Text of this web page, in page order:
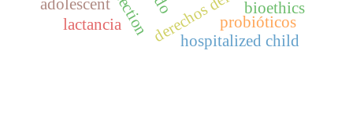
bioethics
adolescent
hospitalized child
lactancia probióticos